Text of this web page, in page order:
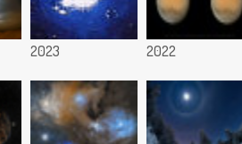
2023 2022